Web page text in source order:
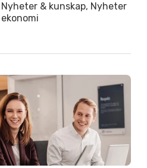
Nyheter & kunskap, Nyheter